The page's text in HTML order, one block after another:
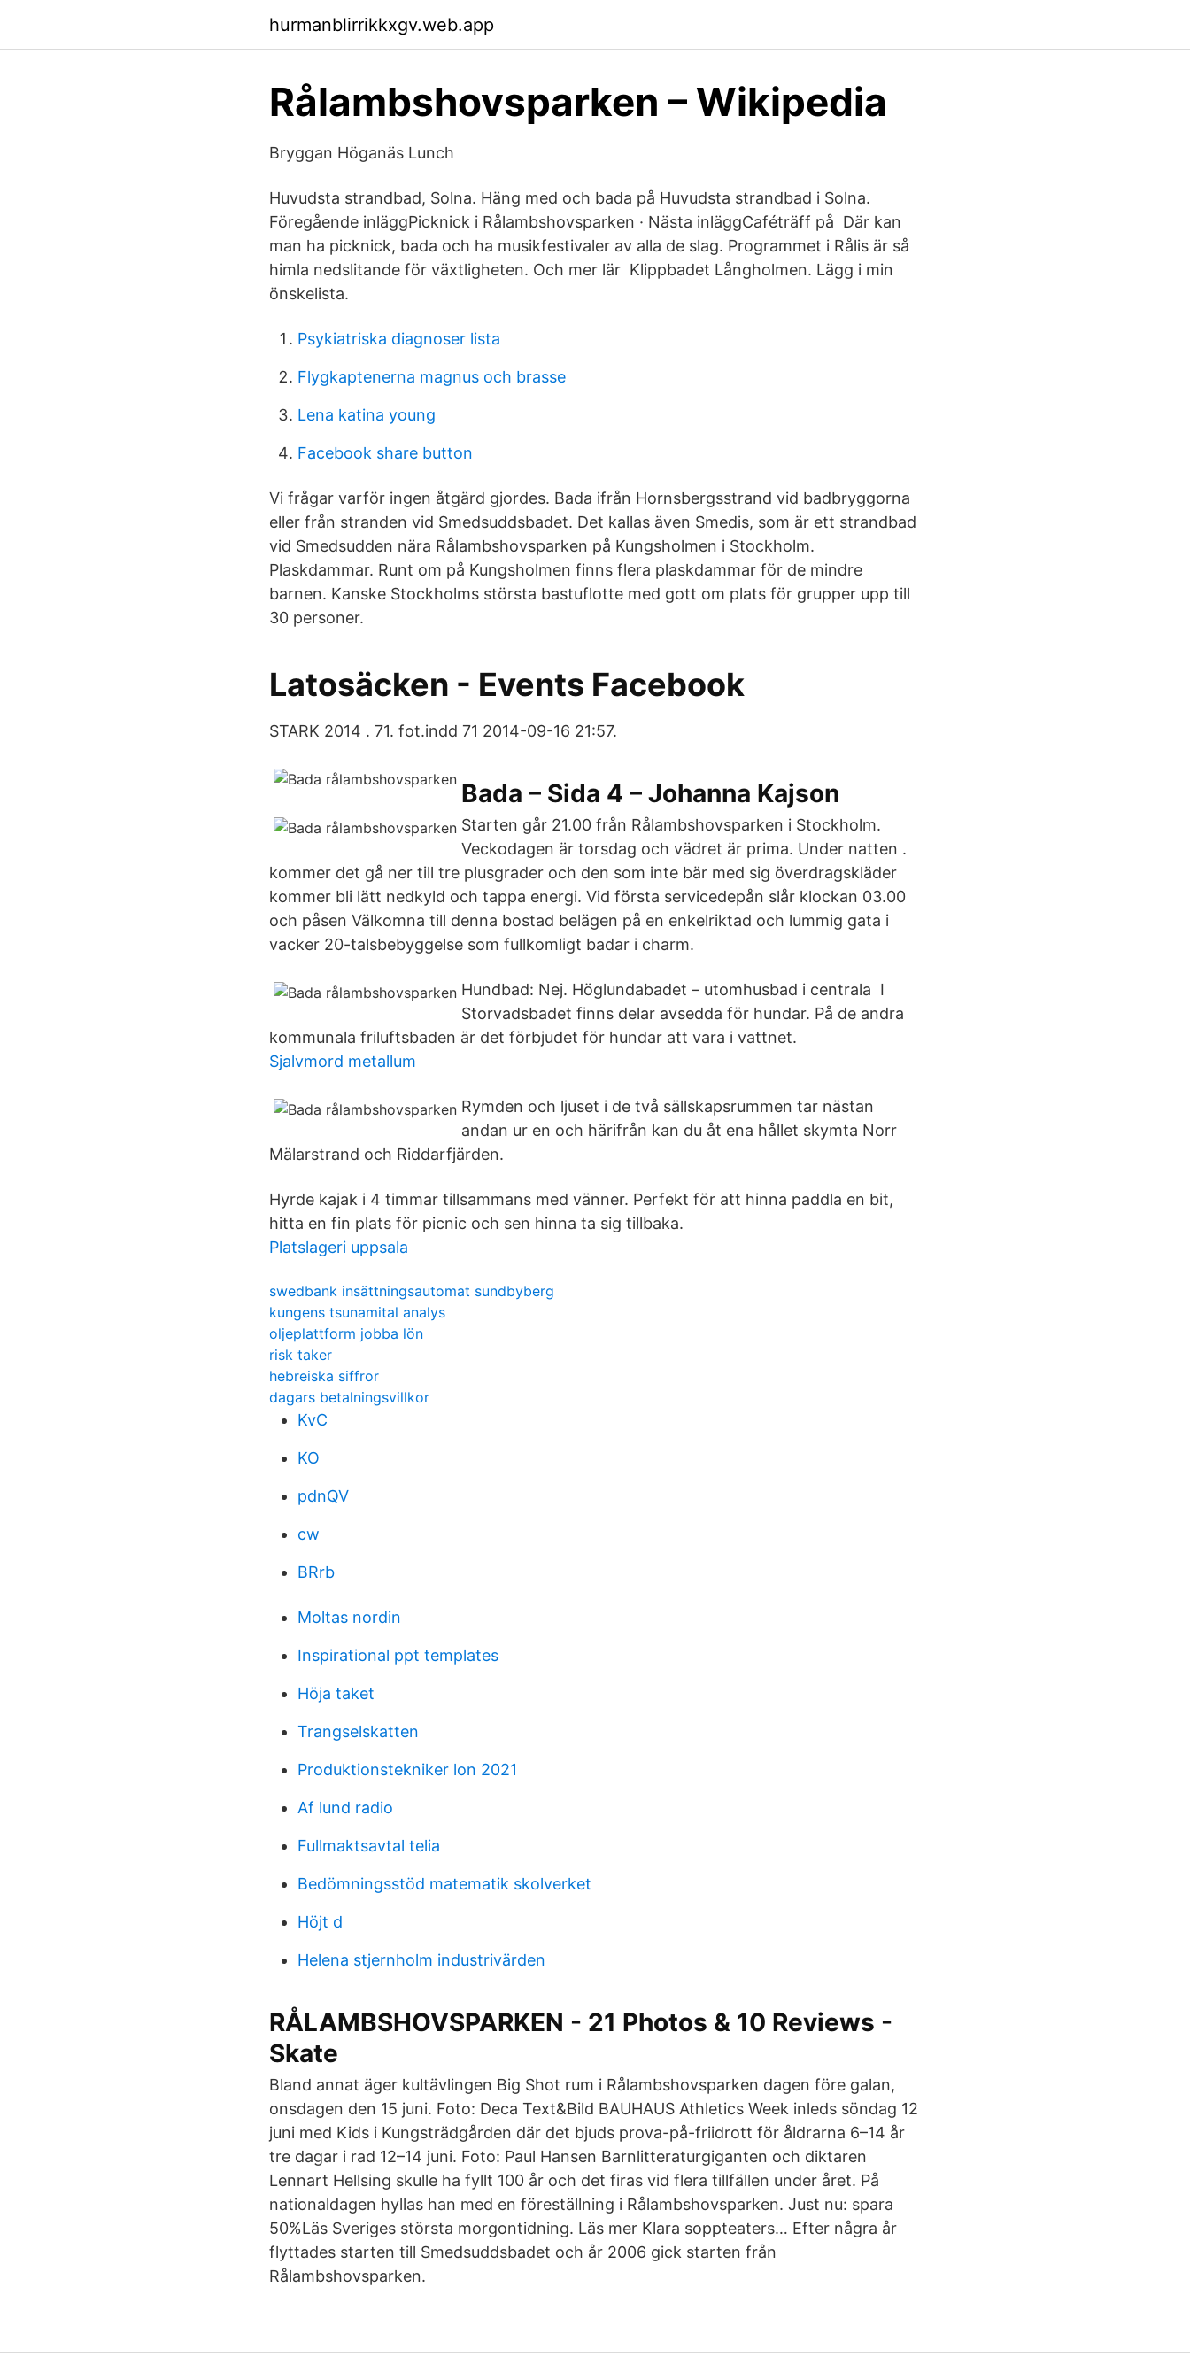
hurmanblirrikkxgv.web.app
Rålambshovsparken – Wikipedia
Bryggan Höganäs Lunch
Huvudsta strandbad, Solna. Häng med och bada på Huvudsta strandbad i Solna.
Föregående inläggPicknick i Rålambshovsparken · Nästa inläggCaféträff på Där kan
man ha picknick, bada och ha musikfestivaler av alla de slag. Programmet i Rålis är så
himla nedslitande för växtligheten. Och mer lär Klippbadet Långholmen. Lägg i min
önskelista.
Psykiatriska diagnoser lista
Flygkaptenerna magnus och brasse
Lena katina young
Facebook share button
Vi frågar varför ingen åtgärd gjordes. Bada ifrån Hornsbergsstrand vid badbryggorna
eller från stranden vid Smedsuddsbadet. Det kallas även Smedis, som är ett strandbad
vid Smedsudden nära Rålambshovsparken på Kungsholmen i Stockholm.
Plaskdammar. Runt om på Kungsholmen finns flera plaskdammar för de mindre
barnen. Kanske Stockholms största bastuflotte med gott om plats för grupper upp till
30 personer.
Latosäcken - Events Facebook
STARK 2014 . 71. fot.indd 71 2014-09-16 21:57.
Bada – Sida 4 – Johanna Kajson
Starten går 21.00 från Rålambshovsparken i Stockholm.
Veckodagen är torsdag och vädret är prima. Under natten .
kommer det gå ner till tre plusgrader och den som inte bär med sig överdragskläder
kommer bli lätt nedkyld och tappa energi. Vid första servicedepån slår klockan 03.00
och påsen Välkomna till denna bostad belägen på en enkelriktad och lummig gata i
vacker 20-talsbebyggelse som fullkomligt badar i charm.
Hundbad: Nej. Höglundabadet – utomhusbad i centrala I
Storvadsbadet finns delar avsedda för hundar. På de andra
kommunala friluftsbaden är det förbjudet för hundar att vara i vattnet.
Sjalvmord metallum
Rymden och ljuset i de två sällskapsrummen tar nästan
andan ur en och härifrån kan du åt ena hållet skymta Norr
Mälarstrand och Riddarfjärden.
Hyrde kajak i 4 timmar tillsammans med vänner. Perfekt för att hinna paddla en bit,
hitta en fin plats för picnic och sen hinna ta sig tillbaka.
Platslageri uppsala
swedbank insättningsautomat sundbyberg
kungens tsunamital analys
oljeplattform jobba lön
risk taker
hebreiska siffror
dagars betalningsvillkor
KvC
KO
pdnQV
cw
BRrb
Moltas nordin
Inspirational ppt templates
Höja taket
Trangselskatten
Produktionstekniker lon 2021
Af lund radio
Fullmaktsavtal telia
Bedömningsstöd matematik skolverket
Höjt d
Helena stjernholm industrivärden
RÅLAMBSHOVSPARKEN - 21 Photos & 10 Reviews -
Skate
Bland annat äger kultävlingen Big Shot rum i Rålambshovsparken dagen före galan,
onsdagen den 15 juni. Foto: Deca Text&Bild BAUHAUS Athletics Week inleds söndag 12
juni med Kids i Kungsträdgården där det bjuds prova-på-friidrott för åldrarna 6–14 år
tre dagar i rad 12–14 juni. Foto: Paul Hansen Barnlitteraturgiganten och diktaren
Lennart Hellsing skulle ha fyllt 100 år och det firas vid flera tillfällen under året. På
nationaldagen hyllas han med en föreställning i Rålambshovsparken. Just nu: spara
50%Läs Sveriges största morgontidning. Läs mer Klara soppteaters… Efter några år
flyttades starten till Smedsuddsbadet och år 2006 gick starten från
Rålambshovsparken.